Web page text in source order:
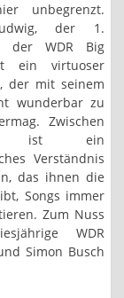
unbegrenzt.
der 1.
der WDR Big
ein virtuoser
der mit seinem
wunderbar zu
Zwischen
ist ein
Verständnis
das ihnen die
Songs immer
Zum Nuss
WDR
Simon Busch